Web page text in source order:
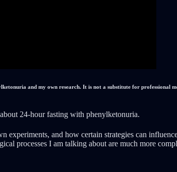
and my own research. It is not a substitute for
24-hour fasting with phenylketonuria.
and how certain strategies can
processes I am talking about are much more